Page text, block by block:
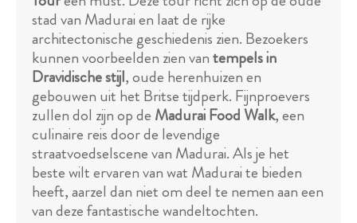
stad van Madurai en laat de rijke
architectonische geschiedenis zien. Bezoekers
kunnen voorbeelden zien vantempels in
Dravidische stijl, oude herenhuizen en
gebouwen uit het Britse tijdperk. Fijnproevers
zullen dol zijn op de Madurai Food Walk, een
culinaire reis door de levendige
straatvoedselscene van Madurai. Als je het
beste wilt ervaren van wat Madurai te bieden
heeft, aarzel dan niet om deel te nemen aan een
van deze fantastische wandeltochten.